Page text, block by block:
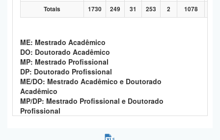
Totais 1730 249 31 253 2 1078
ME: Mestrado Acadêmico
DO: Doutorado Acadêmico
MP: Mestrado Profissional
DP: Doutorado Profissional
ME/DO: Mestrado Acadêmico e Doutorado
Acadêmico
MP/DP: Mestrado Profissional e Doutorado
Profissional